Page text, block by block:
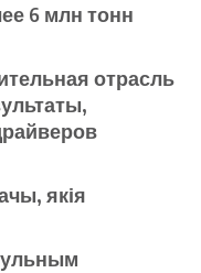
6 млн тонн
отрасль
якія